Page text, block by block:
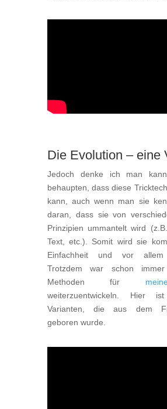
Die Evolution – eine
Jedoch denke ich man
behaupten, dass diese
kann, auch wenn man sie
daran, dass sie von
Prinzipien ummantelt wird
Text, etc.). Somit wird sie
Einfachheit und vor allem
Trotzdem war schon
Methoden für
weiterzuentwickeln. Hier
Varianten, die aus dem
geboren wurde.